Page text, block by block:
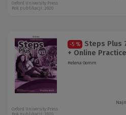
Oxford University Press
Rok publikacji: 2020
-5 %
Steps Plus
+ Online Practice
Helena Gomm
Oxford University Press
Rok publikacji: 2020